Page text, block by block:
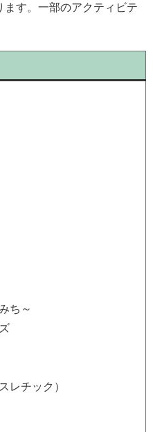
す。一部のアクティビテ
ち～
レチック）